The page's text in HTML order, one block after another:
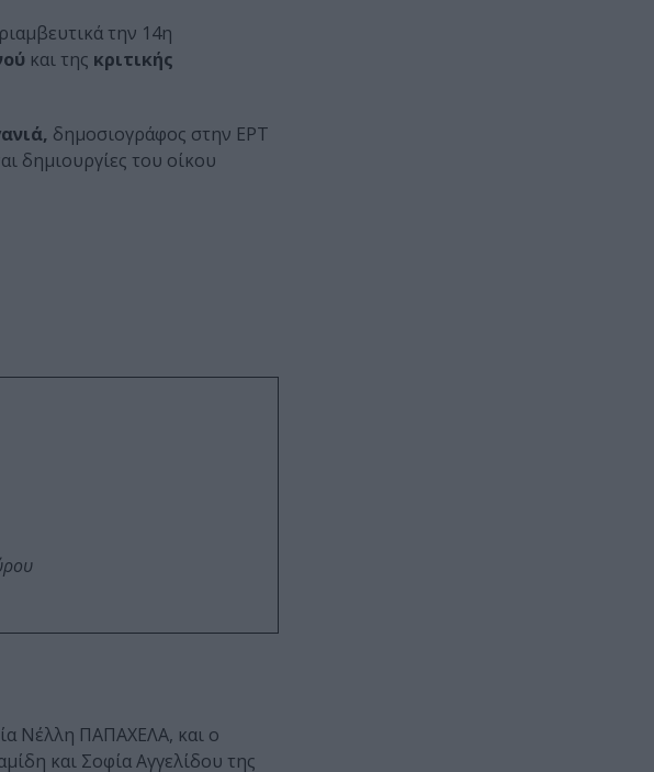
την 14η
και της κριτικής
δημοσιογράφος στην ΕΡΤ
δημιουργίες του οίκου
Νέλλη ΠΑΠΑΧΕΛΑ, και ο
και Σοφία Αγγελίδου της